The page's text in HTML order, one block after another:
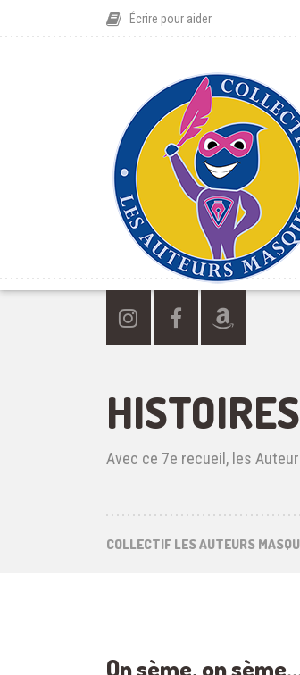
Écrire pour aider
Avec ce 7e recueil, les
COLLECTIF LES AUTEURS
On sème, on